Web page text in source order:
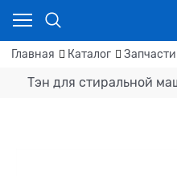
Главная Каталог
Тэн для стиральной